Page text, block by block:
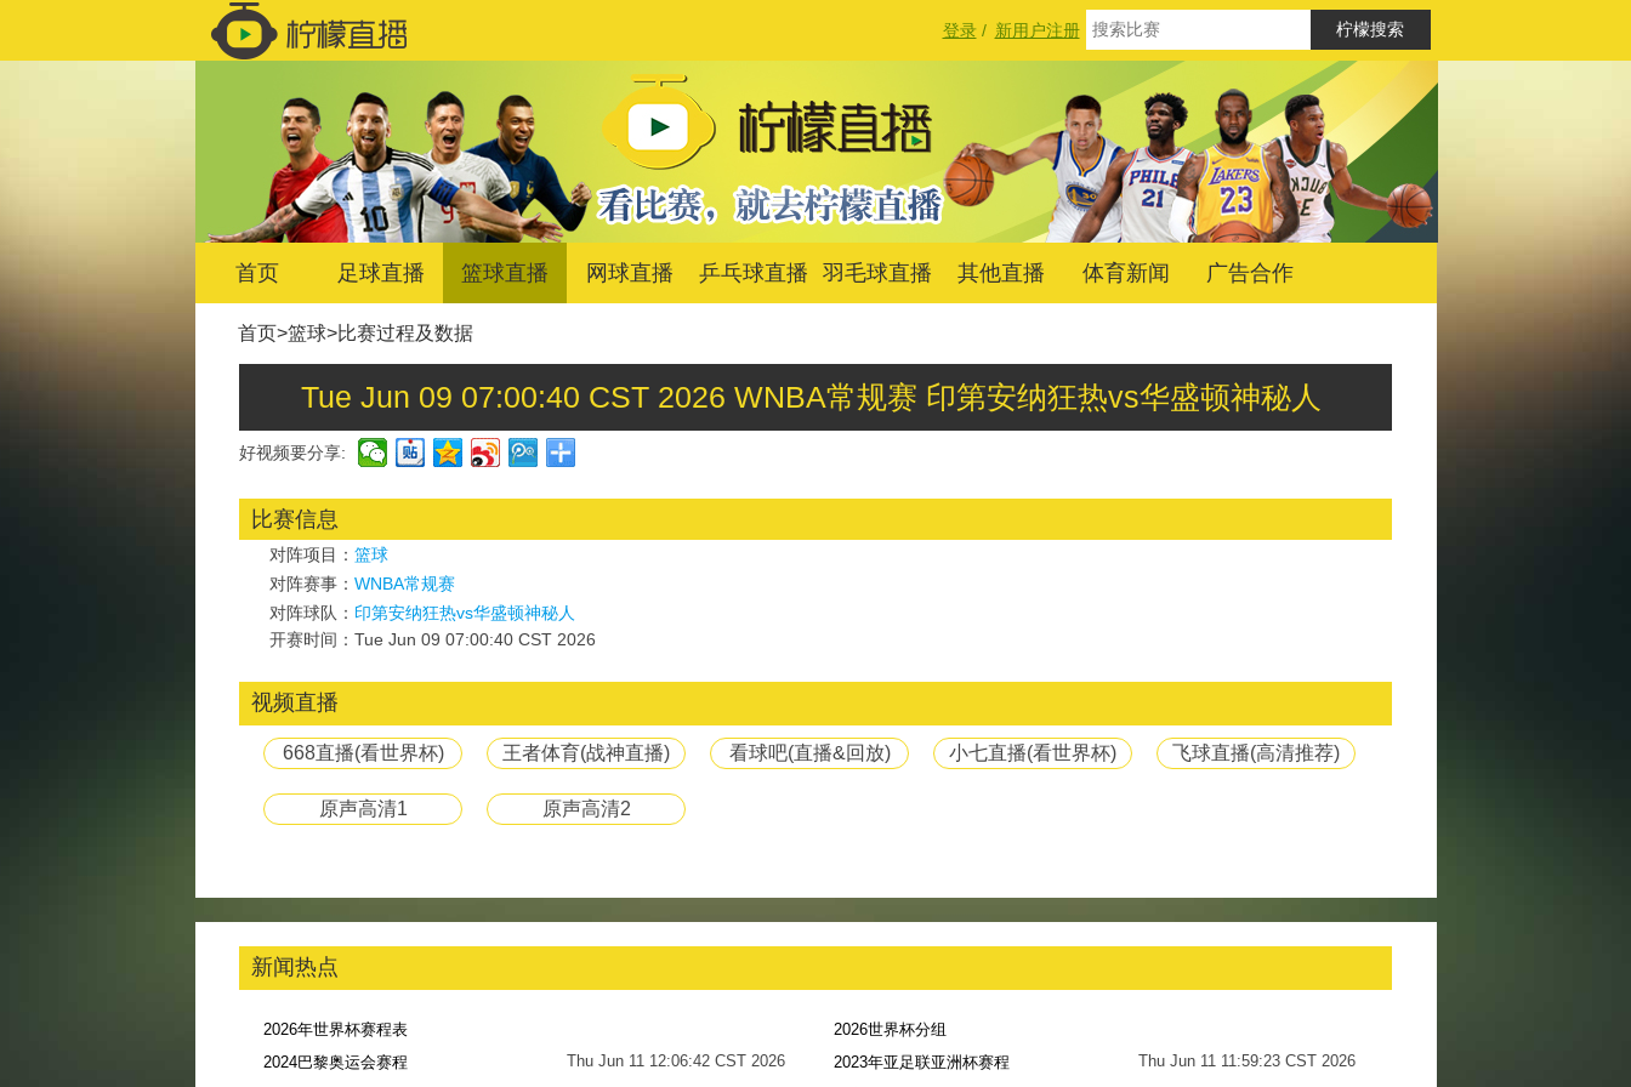
登录/ 新用户注册
首页 足球直播 篮球直播 网球直播 乒乓球直播 羽毛球直播 其他直播 体育新闻 广告合作
首页>篮球>比赛过程及数据
Tue Jun 09 07:00:40 CST 2026 WNBA常规赛 印第安纳狂热vs华盛顿神秘人
好视频要分享:
比赛信息
对阵项目： 篮球
对阵赛事： WNBA常规赛
对阵球队： 印第安纳狂热vs华盛顿神秘人
开赛时间：Tue Jun 09 07:00:40 CST 2026
视频直播
668直播(看世界杯) 王者体育(战神直播) 看球吧(直播&回放) 小七直播(看世界杯) 飞球直播(高清推荐)
原声高清1 原声高清2
新闻热点
2026年世界杯赛程表
Thu Jun 11 12:06:42 CST 2026
2026世界杯分组
Thu Jun 11 11:59:23 CST 2026
2024巴黎奥运会赛程
2023年亚足联亚洲杯赛程